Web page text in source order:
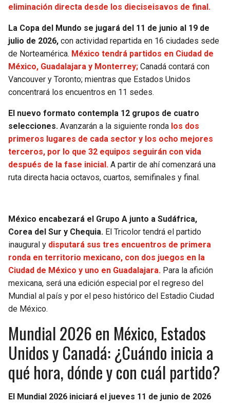
eliminación directa desde los dieciseisavos de final.
La Copa del Mundo se jugará del 11 de junio al 19 de
julio de 2026, con actividad repartida en 16 ciudades sede
de Norteamérica. México tendrá partidos en Ciudad de
México, Guadalajara y Monterrey; Canadá contará con
Vancouver y Toronto; mientras que Estados Unidos
concentrará los encuentros en 11 sedes.
El nuevo formato contempla 12 grupos de cuatro
selecciones. Avanzarán a la siguiente ronda los dos
primeros lugares de cada sector y los ocho mejores
terceros, por lo que 32 equipos seguirán con vida
después de la fase inicial. A partir de ahí comenzará una
ruta directa hacia octavos, cuartos, semifinales y final.
México encabezará el Grupo A junto a Sudáfrica,
Corea del Sur y Chequia. El Tricolor tendrá el partido
inaugural y disputará sus tres encuentros de primera
ronda en territorio mexicano, con dos juegos en la
Ciudad de México y uno en Guadalajara. Para la afición
mexicana, será una edición especial por el regreso del
Mundial al país y por el peso histórico del Estadio Ciudad
de México.
Mundial 2026 en México, Estados
Unidos y Canadá: ¿Cuándo inicia a
qué hora, dónde y con cuál partido?
El Mundial 2026 iniciará el jueves 11 de junio de 2026